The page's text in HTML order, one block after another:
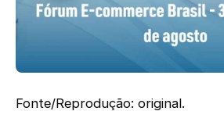
Fonte/Reprodução: original.